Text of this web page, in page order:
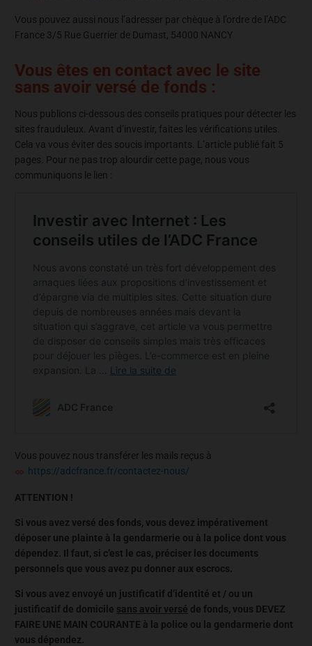
Vous pouvez aussi nous l’adresser par chèque à l’ordre de l’ADC
France 3/5 Rue Guerrier de Dumast, 54000 NANCY
Vous êtes en contact avec le site
sans avoir versé de fonds :
Nous publions ci-dessous des conseils pratiques pour détecter les
sites frauduleux. Avant d’investir, faites les vérifications utiles.
Cela va vous éviter des soucis importants. L’article publié fait 5
pages. Pour ne pas trop alourdir cette page, nous vous
communiquons le lien :
Vous pouvez nous transférer les mails reçus à
https://adcfrance.fr/contactez-nous/
ATTENTION !
Si vous avez versé des fonds, vous devez impérativement
déposer une plainte à la gendarmerie ou à la police dont vous
dépendez. Il faut, si c’est le cas, préciser les documents
personnels que vous avez pu donner aux escrocs.
Si vous avez envoyé un justificatif d’identité et / ou un
justificatif de domicile sans avoir versé de fonds, vous DEVEZ
FAIRE UNE MAIN COURANTE à la police ou la gendarmerie dont
vous dépendez.